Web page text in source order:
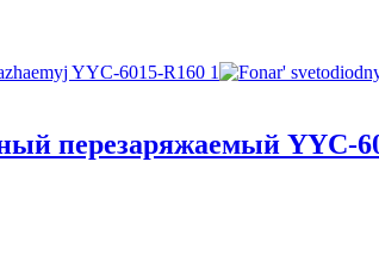
перезаряжаемый YYC-